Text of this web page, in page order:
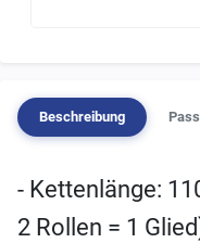
Beschreibung
- Kettenlänge:
2 Rollen = 1